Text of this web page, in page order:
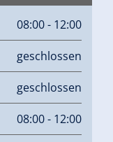
08:00 - 12:00
geschlossen
geschlossen
08:00 - 12:00